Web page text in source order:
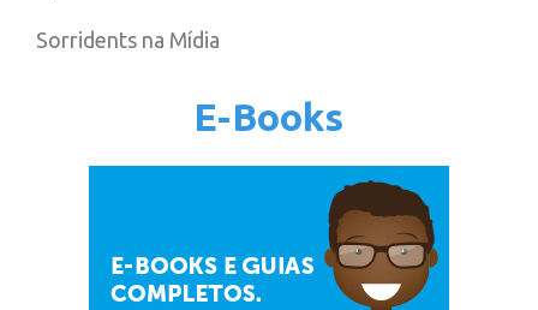
Sorridents na Mídia
E-Books